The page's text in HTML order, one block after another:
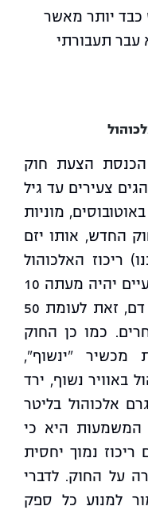
כבד יותר מאשר
עבר תעבורתי
הכנסת הצעת חוק
צעירים עד גיל
באוטובוסים, מוניות
החדש, אותו יזם
ריכוז האלכוהול
המותר לנהגים צעירים ומקצועיים יהיה מעתה 10
מיליגרם אלכוהול ב-100 מ"ל דם, זאת לעומת 50
כמו כן החוק
מכשיר "ינשוף",
באוויר נשוף, ירד
מ-240 מיקרוגרם אלכוהול בליטר
בלבד. המשמעות היא כי
ריכוז נמוך יחסית
על החוק. לדברי
למנוע כל ספק